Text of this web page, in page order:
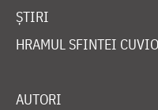
ȘTIRI
HRAMUL SFINTEI
AUTORI